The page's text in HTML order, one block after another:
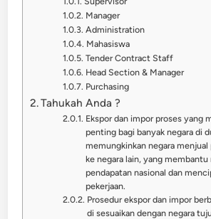
Manager
Administration
Mahasiswa
Tender Contract Staff
Head Section & Manager
Purchasing
Tahukah Anda ?
Ekspor dan impor proses yang
penting bagi banyak negara di
memungkinkan negara menjual
ke negara lain, yang
pendapatan nasional dan
pekerjaan.
Prosedur ekspor dan impor
di sesuaikan dengan negara